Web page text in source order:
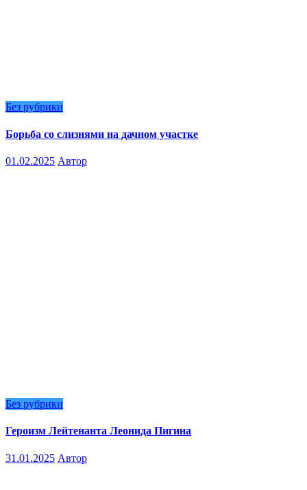
Без рубрики
Борьба со слизнями на дачном участке
01.02.2025 Автор
Без рубрики
Героизм Лейтенанта Леонида Пигина
31.01.2025 Автор